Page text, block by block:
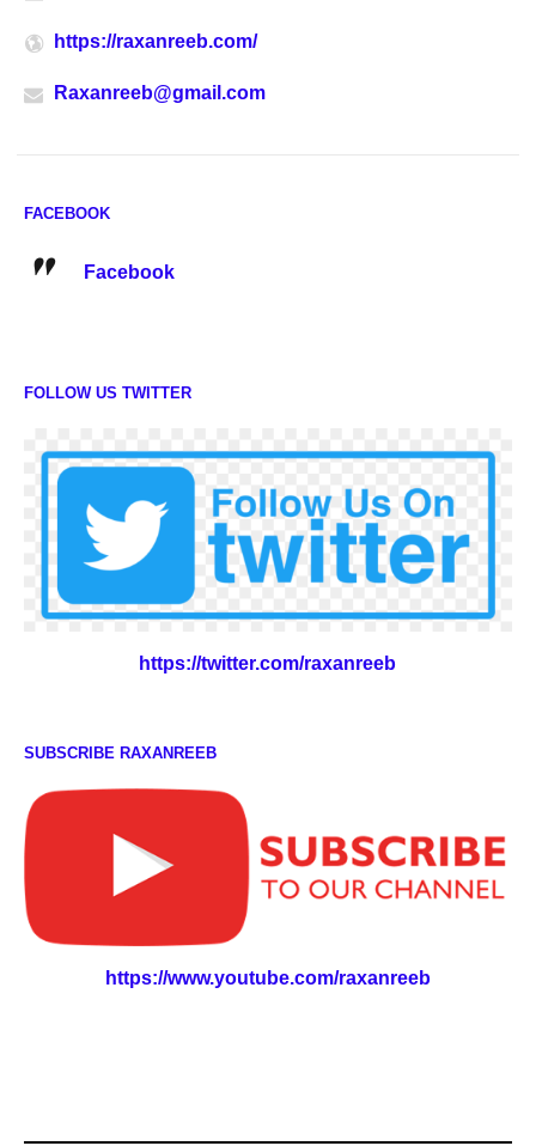
https://raxanreeb.com/
Raxanreeb@gmail.com
FACEBOOK
Facebook
FOLLOW US TWITTER
https://twitter.com/raxanreeb
SUBSCRIBE RAXANREEB
https://www.youtube.com/raxanreeb